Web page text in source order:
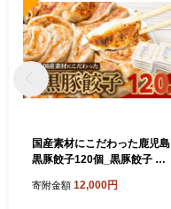
国産素材にこだわった鹿児島
黒豚餃子120個_黒豚餃子 鹿
惣菜 肉餃子 おかず 焼き餃子
寄附金額 12,000円